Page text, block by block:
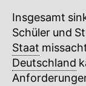
Insgesamt
Schüler und
Staat
Deutschland